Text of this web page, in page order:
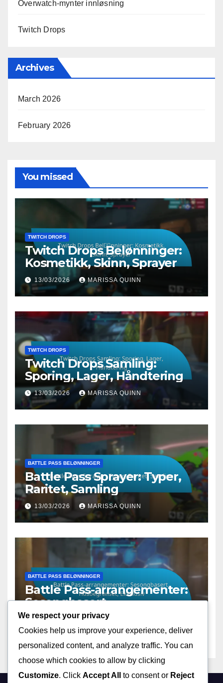
Overwatch-mynter innløsning
Twitch Drops
Archives
March 2026
February 2026
You missed
TWITCH DROPS
Twitch Drops Belønninger:
Kosmetikk, Skinn, Sprayer
13/03/2026 MARISSA QUINN
TWITCH DROPS
Twitch Drops Samling:
Sporing, Lager, Håndtering
13/03/2026 MARISSA QUINN
BATTLE PASS BELØNNINGER
Battle Pass Sprayer: Typer,
Raritet, Samling
13/03/2026 MARISSA QUINN
BATTLE PASS BELØNNINGER
Battle Pass-arrangementer:
Sesongbasert,
Tidsbegrenset, Eksklusiv
12/03/2026 MARISSA QUINN
We respect your privacy
Cookies help us improve your experience, deliver
personalized content, and analyze traffic. You can
choose which cookies to allow by clicking
Customize. Click Accept All to consent or Reject